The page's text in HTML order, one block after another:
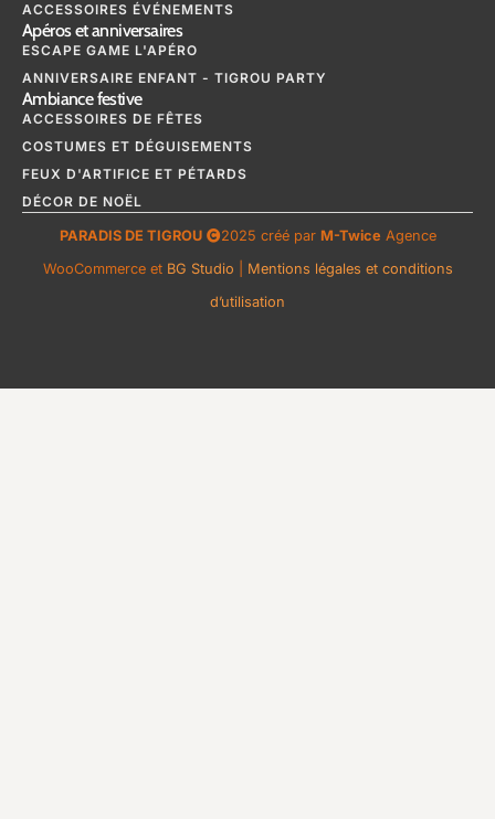
ACCESSOIRES ÉVÉNEMENTS
Apéros et anniversaires
ESCAPE GAME L'APÉRO
ANNIVERSAIRE ENFANT - TIGROU PARTY
Ambiance festive
ACCESSOIRES DE FÊTES
COSTUMES ET DÉGUISEMENTS
FEUX D'ARTIFICE ET PÉTARDS
DÉCOR DE NOËL
PARADIS DE TIGROU 2025 créé par M-Twice Agence
WooCommerce et BG Studio
Mentions légales et conditions
d’utilisation